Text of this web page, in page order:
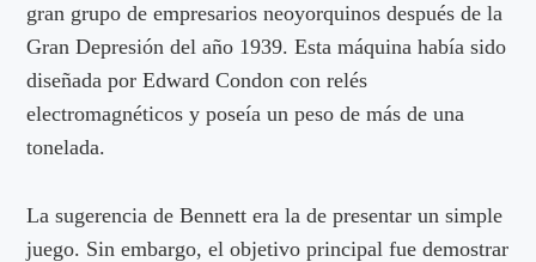
gran grupo de empresarios neoyorquinos después de la
Gran Depresión del año 1939. Esta máquina había sido
diseñada por Edward Condon con relés
electromagnéticos y poseía un peso de más de una
tonelada.
La sugerencia de Bennett era la de presentar un simple
juego. Sin embargo, el objetivo principal fue demostrar